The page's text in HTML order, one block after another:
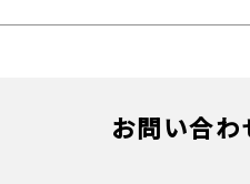
お支払方法
お問い合わ